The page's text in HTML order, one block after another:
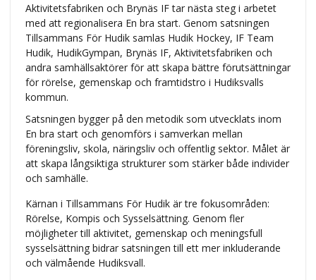
Aktivitetsfabriken och Brynäs IF tar nästa steg i arbetet
med att regionalisera En bra start. Genom satsningen
Tillsammans För Hudik samlas Hudik Hockey, IF Team
Hudik, HudikGympan, Brynäs IF, Aktivitetsfabriken och
andra samhällsaktörer för att skapa bättre förutsättningar
för rörelse, gemenskap och framtidstro i Hudiksvalls
kommun.
Satsningen bygger på den metodik som utvecklats inom
En bra start och genomförs i samverkan mellan
föreningsliv, skola, näringsliv och offentlig sektor. Målet är
att skapa långsiktiga strukturer som stärker både individer
och samhälle.
Kärnan i Tillsammans För Hudik är tre fokusområden:
Rörelse, Kompis och Sysselsättning. Genom fler
möjligheter till aktivitet, gemenskap och meningsfull
sysselsättning bidrar satsningen till ett mer inkluderande
och välmående Hudiksvall.